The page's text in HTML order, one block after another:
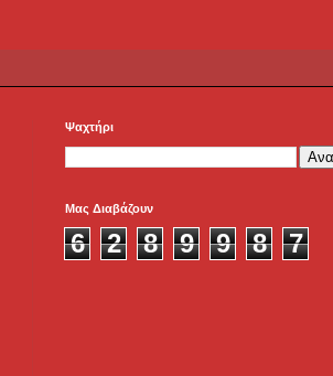
Ψαχτήρι
Μας Διαβάζουν
6 2 8 9 9 8 7